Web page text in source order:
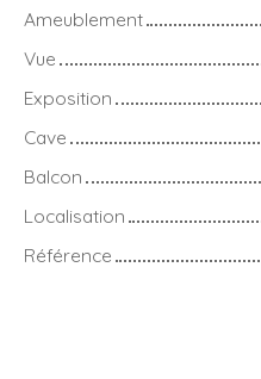
Ameublement
Vue
Exposition
Cave
Balcon
Localisation
Référence